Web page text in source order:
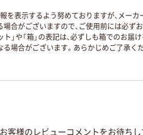
表示するよう努めておりますが、メーカ
合がございますので、ご使用前には必ず
」や「箱」の表記は、必ずしも箱でのお届
場合がございます。あらかじめご了承くだ
客様のレビューコメントをお待ちし